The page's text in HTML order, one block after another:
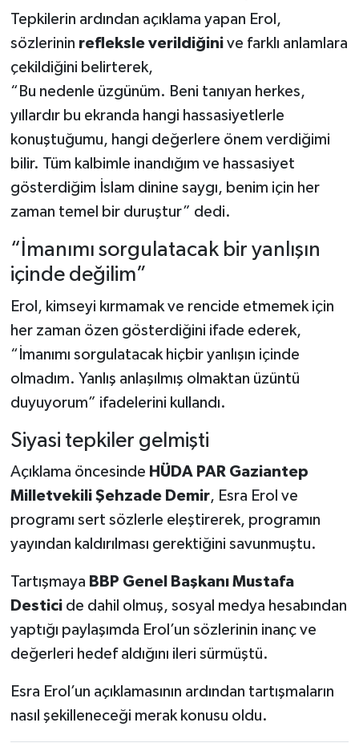
Tepkilerin ardından açıklama yapan Erol,
sözlerinin refleksle verildiğinive farklı anlamlara
çekildiğini belirterek,
“Bu nedenle üzgünüm. Beni tanıyan herkes,
yıllardır bu ekranda hangi hassasiyetlerle
konuştuğumu, hangi değerlere önem verdiğimi
bilir. Tüm kalbimle inandığım ve hassasiyet
gösterdiğim İslam dinine saygı, benim için her
zaman temel bir duruştur” dedi.
“İmanımı sorgulatacak bir yanlışın
içinde değilim”
Erol, kimseyi kırmamak ve rencide etmemek için
her zaman özen gösterdiğini ifade ederek,
“İmanımı sorgulatacak hiçbir yanlışın içinde
olmadım. Yanlış anlaşılmış olmaktan üzüntü
duyuyorum” ifadelerini kullandı.
Siyasi tepkiler gelmişti
Açıklama öncesinde HÜDA PAR Gaziantep
Milletvekili Şehzade Demir, Esra Erol ve
programı sert sözlerle eleştirerek, programın
yayından kaldırılması gerektiğini savunmuştu.
Tartışmaya BBP Genel Başkanı Mustafa
Desticide dahil olmuş, sosyal medya hesabından
yaptığı paylaşımda Erol’un sözlerinin inanç ve
değerleri hedef aldığını ileri sürmüştü.
Esra Erol’un açıklamasının ardından tartışmaların
nasıl şekilleneceği merak konusu oldu.